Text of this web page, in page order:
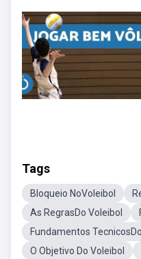
Tags
Bloqueio NoVoleibol
As RegrasDo Voleibol
Fundamentos
O Objetivo Do Voleibol